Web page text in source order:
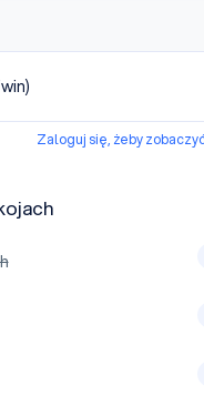
Zaloguj się, żeby